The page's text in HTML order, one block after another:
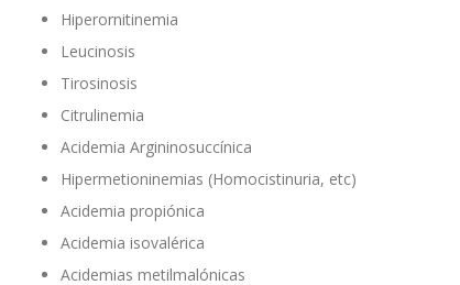
Hiperornitinemia
Leucinosis
Tirosinosis
Citrulinemia
Acidemia Argininosuccínica
Hipermetioninemias (Homocistinuria, etc)
Acidemia propiónica
Acidemia isovalérica
Acidemias metilmalónicas